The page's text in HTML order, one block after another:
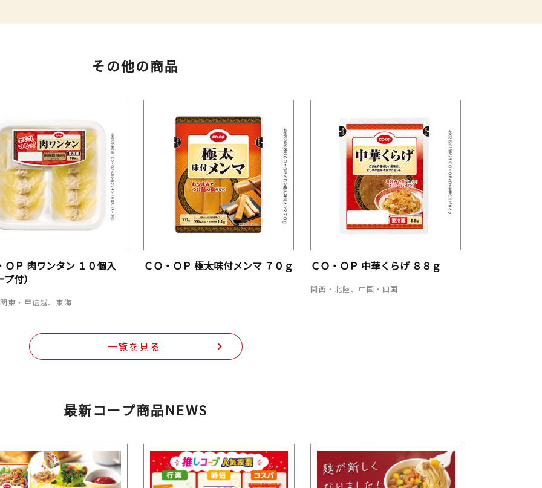
その他の商品
ＯＰ 肉ワンタン １０個入
プ付）
東・甲信越、東海
ＣＯ・ＯＰ 極太味付メンマ ７０ｇ ＣＯ・ＯＰ 中華くらげ ８８ｇ
関西・北陸、中国・四国
一覧を見る
最新コープ商品NEWS